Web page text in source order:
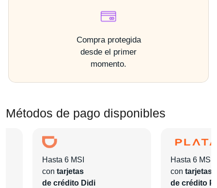
Compra protegida
desde el primer
momento.
Métodos de pago disponibles
Hasta 6 MSI
con tarjetas
de crédito Didi
Hasta 6 MSI
con tarjetas
de crédito